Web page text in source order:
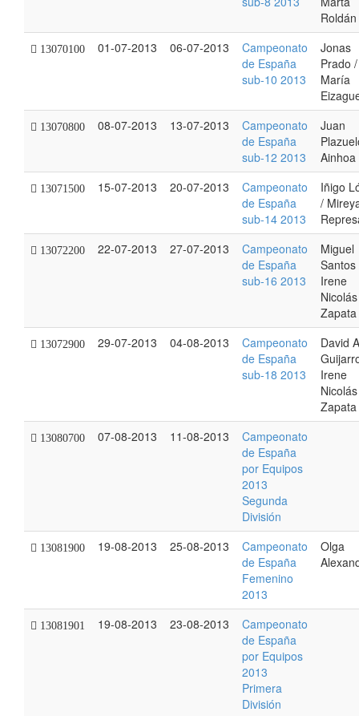
Roldán
13070100 01-07-2013 06-07-2013
Campeonato
de España
sub-10 2013
Jonas
Prado /
María
13070800 08-07-2013 13-07-2013
Campeonato
de España
sub-12 2013
Juan
13071500 15-07-2013 20-07-2013
Campeonato
de España
sub-14 2013
Iñigo
/
13072200 22-07-2013 27-07-2013
Campeonato
de España
sub-16 2013
Miguel
Santos
Irene
Nicolás
Zapata
13072900 29-07-2013 04-08-2013
Campeonato
de España
sub-18 2013
David
Irene
Nicolás
Zapata
13080700 07-08-2013 11-08-2013
Campeonato
de España
por Equipos
2013
Segunda
División
13081900 19-08-2013 25-08-2013
Campeonato
de España
Femenino
2013
Olga
13081901 19-08-2013 23-08-2013
Campeonato
de España
por Equipos
2013
Primera
División